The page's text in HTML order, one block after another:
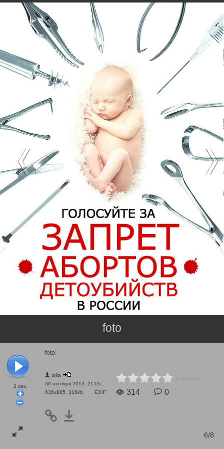
2 сек.
foto
tolia
30 октября 2013, 21:05
636x885, 316kb
EXIF 314 0
6/8
foto